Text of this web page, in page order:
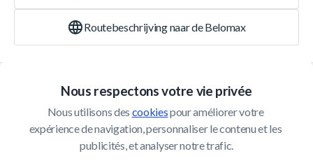
Nous respectons votre vie privée
Nous utilisons des cookies pour améliorer votre
expérience de navigation, personnaliser le contenu et les
publicités, et analyser notre trafic.
Service Client
Routebeschrijving naar de Belomax